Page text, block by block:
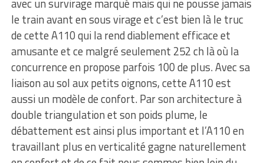
avec un survirage marqué mais qui ne pousse jamais
le train avant en sous virage et c’est bien là le truc
de cette A110 qui la rend diablement efficace et
amusante et ce malgré seulement 252 ch là où la
concurrence en propose parfois 100 de plus. Avec sa
liaison au sol aux petits oignons, cette A110 est
aussi un modèle de confort. Par son architecture à
double triangulation et son poids plume, le
débattement est ainsi plus important et l’A110 en
travaillant plus en verticalité gagne naturellement